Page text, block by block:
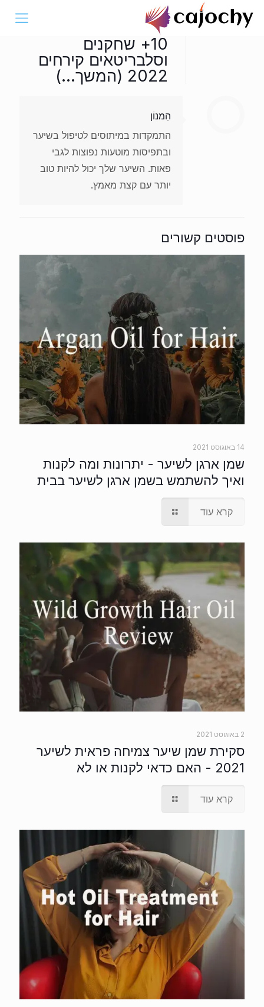
10+ שחקנים
וסלבריטאים קירחים
2022 (המשך...)
הִמנוֹן
התמקדות במיתוסים לטיפול בשיער
ובתפיסות מוטעות נפוצות לגבי
פאות. השיער שלך יכול להיות טוב
יותר עם קצת מאמץ.
פוסטים קשורים
14 באוגוסט 2021
שמן ארגן לשיער - יתרונות ומה לקנות
ואיך להשתמש בשמן ארגן לשיער בבית
קרא עוד
2 באוגוסט 2021
סקירת שמן שיער צמיחה פראית לשיער
2021 - האם כדאי לקנות או לא
קרא עוד